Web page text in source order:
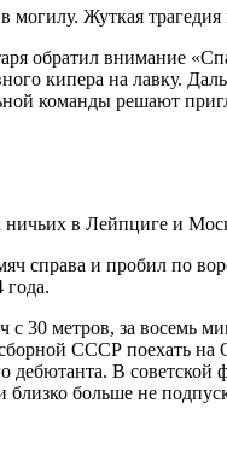
обратил внимание
кипера на лавку.
команды решают
ничьих в Лейпциге и
справа и пробил по
года.
30 метров, за восемь
СССР поехать на
дебютанта. В
больше не